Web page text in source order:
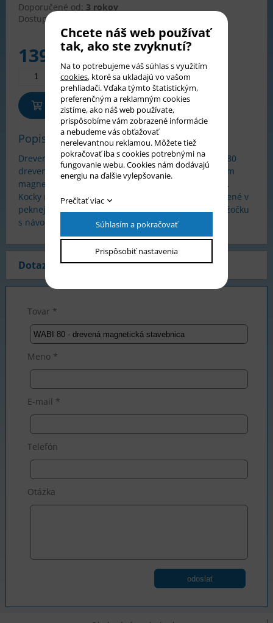
Doporučené od: 3 rokov
Dostupnosť:
139,90€
Pridať do košíka
Popis tovaru
Drevená magnetická stavebnica WABI 80 obsahuje 80
drevených kociek s magnetmi. Vďaka 304 pohyblivým
magnetom sa kocky ľahko spájajú zo všetkých strán.
Kocky majú 7 tvarov a sú v 5 farbách. Kocky sú uložené v
peknej papierovej krabici. V krabici nájdete tiež knižočku
s návodmi a vrecúško na kocky.
Dotaz na produkt
Tovar *
Meno *
E-mail *
Telefón
Otázka
odoslať
Chcete náš web používať
tak, ako ste zvyknutí?
Na to potrebujeme váš súhlas s využitím
cookies, ktoré sa ukladajú vo vašom
prehliadači. Vďaka týmto štatistickým,
preferenčným a reklamným cookies
zistíme, ako náš web používate,
prispôsobíme vám zobrazené informácie
a nebudeme vás obťažovať
nerelevantnou reklamou. Môžete tiež
pokračovať iba s cookies potrebnými na
fungovanie webu. Cookies nám dodávajú
energiu na ďalšie vylepšovanie.
Prečítať viac
Súhlasím a pokračovať
Prispôsobiť nastavenia